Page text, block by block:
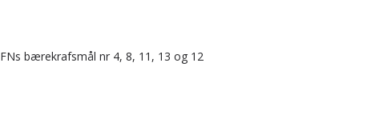
FNs bærekrafsmål nr 4, 8, 11, 13 og 12